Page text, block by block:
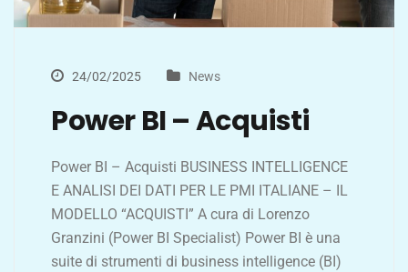
24/02/2025 News
Power BI – Acquisti
Power BI – Acquisti BUSINESS INTELLIGENCE
E ANALISI DEI DATI PER LE PMI ITALIANE – IL
MODELLO “ACQUISTI” A cura di Lorenzo
Granzini (Power BI Specialist) Power BI è una
suite di strumenti di business intelligence (BI)